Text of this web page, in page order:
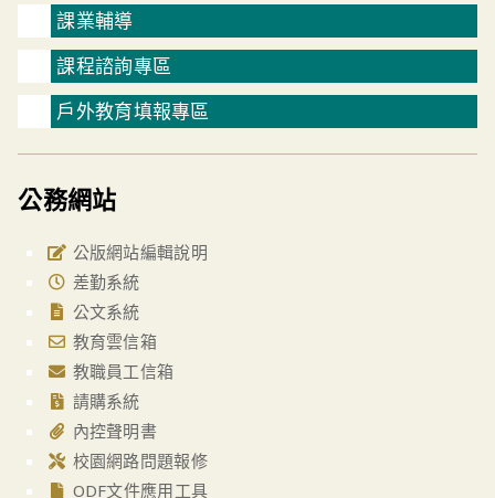
課業輔導
課程諮詢專區
戶外教育填報專區
公務網站
公版網站編輯說明
差勤系統
公文系統
教育雲信箱
教職員工信箱
請購系統
內控聲明書
校園網路問題報修
ODF文件應用工具